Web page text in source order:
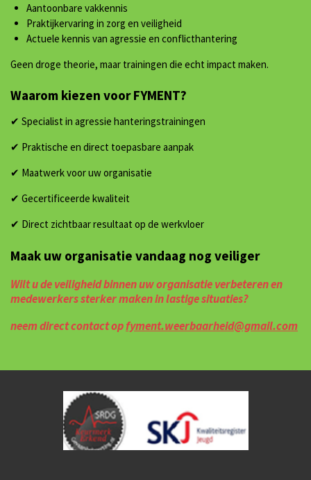
Aantoonbare vakkennis
Praktijkervaring in zorg en veiligheid
Actuele kennis van agressie en conflicthantering
Geen droge theorie, maar trainingen die echt impact maken.
Waarom kiezen voor FYMENT?
✔ Specialist in agressie hanteringstrainingen
✔ Praktische en direct toepasbare aanpak
✔ Maatwerk voor uw organisatie
✔ Gecertificeerde kwaliteit
✔ Direct zichtbaar resultaat op de werkvloer
Maak uw organisatie vandaag nog veiliger
Wilt u de veiligheid binnen uw organisatie verbeteren en
medewerkers sterker maken in lastige situaties?
neem direct contact opfyment.weerbaarheid@gmail.com